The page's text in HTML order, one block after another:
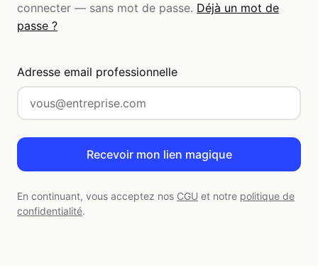
connecter — sans mot de passe. Déjà un mot de
passe ?
Adresse email professionnelle
Recevoir mon lien magique
En continuant, vous acceptez nos CGU et notre politique de
confidentialité.